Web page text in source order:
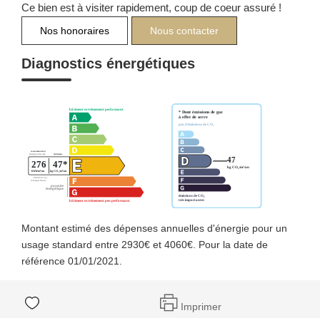
Ce bien est à visiter rapidement, coup de coeur assuré !
Nos honoraires Nous contacter
Diagnostics énergétiques
Montant estimé des dépenses annuelles d'énergie pour un
usage standard entre 2930€ et 4060€. Pour la date de
référence 01/01/2021.
Imprimer